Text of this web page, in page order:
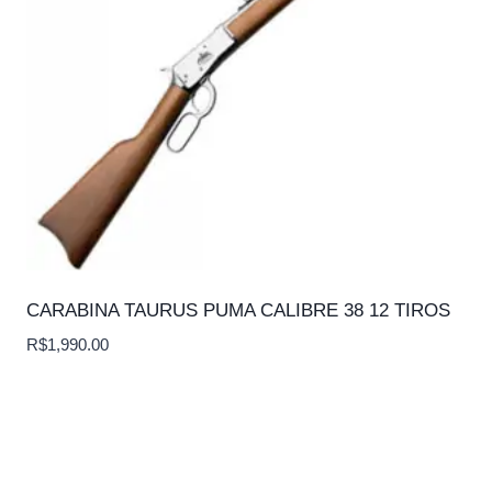
CARABINA TAURUS PUMA CALIBRE 38 12 TIROS
R$1,990.00